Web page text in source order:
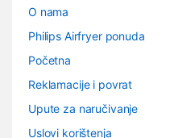
O nama
Philips Airfryer ponuda
Početna
Reklamacije i povrat
Upute za naručivanje
Uslovi korištenja